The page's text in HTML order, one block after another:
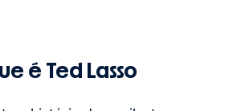
é Ted Lasso